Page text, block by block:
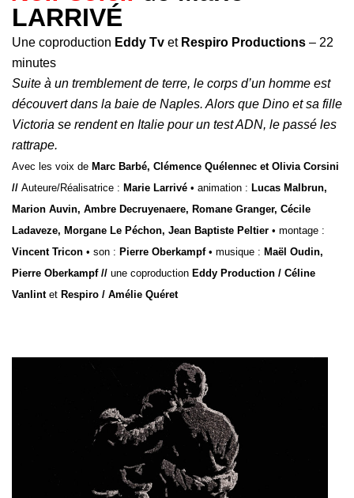
LARRIVÉ
Une coproduction Eddy Tv et Respiro Productions – 22
minutes
Suite à un tremblement de terre, le corps d’un homme est
découvert dans la baie de Naples. Alors que Dino et sa fille
Victoria se rendent en Italie pour un test ADN, le passé les
rattrape.
Avec les voix de Marc Barbé, Clémence Quélennec et Olivia Corsini
// Auteure/Réalisatrice : Marie Larrivé • animation : Lucas Malbrun,
Marion Auvin, Ambre Decruyenaere, Romane Granger, Cécile
Ladaveze, Morgane Le Péchon, Jean Baptiste Peltier • montage :
Vincent Tricon • son : Pierre Oberkampf• musique : Maël Oudin,
Pierre Oberkampf // une coproduction Eddy Production / Céline
Vanlintet Respiro / Amélie Quéret